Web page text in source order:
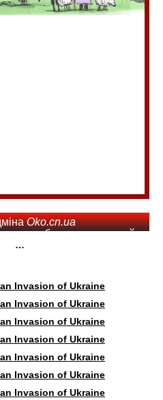
Oko.cn.ua
обновления на сайте
…
Invasion of Ukraine
Invasion of Ukraine
Invasion of Ukraine
Invasion of Ukraine
Invasion of Ukraine
Invasion of Ukraine
Invasion of Ukraine